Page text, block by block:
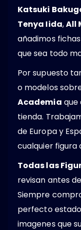
Katsuki
Tenya Iida,All
añadimos
que sea todo
Por supuesto
o modelos
Academia que
tienda.
de Europa y
cualquier figura
Todas las
revisan antes
Siempre
perfecto
imagenes que